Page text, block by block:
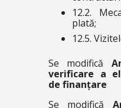
12.2.
plată;
12.5.
Se modifică
verificare a
de finanțare
Se modifică